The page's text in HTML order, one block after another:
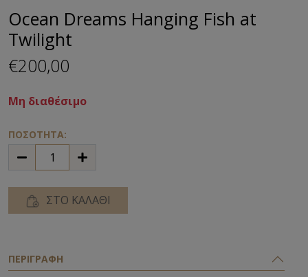
Ocean Dreams Hanging Fish at
Twilight
€200,00
Μη διαθέσιμο
ΠΟΣΟΤΗΤΑ:
ΣΤΟ ΚΑΛΑΘΙ
ΠΕΡΙΓΡΑΦΗ